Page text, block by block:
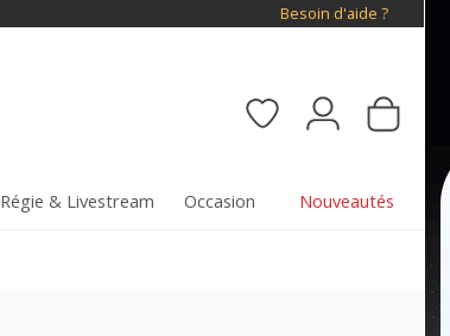
Besoin d'aide ?
Régie & Livestream Occasion Nouveautés